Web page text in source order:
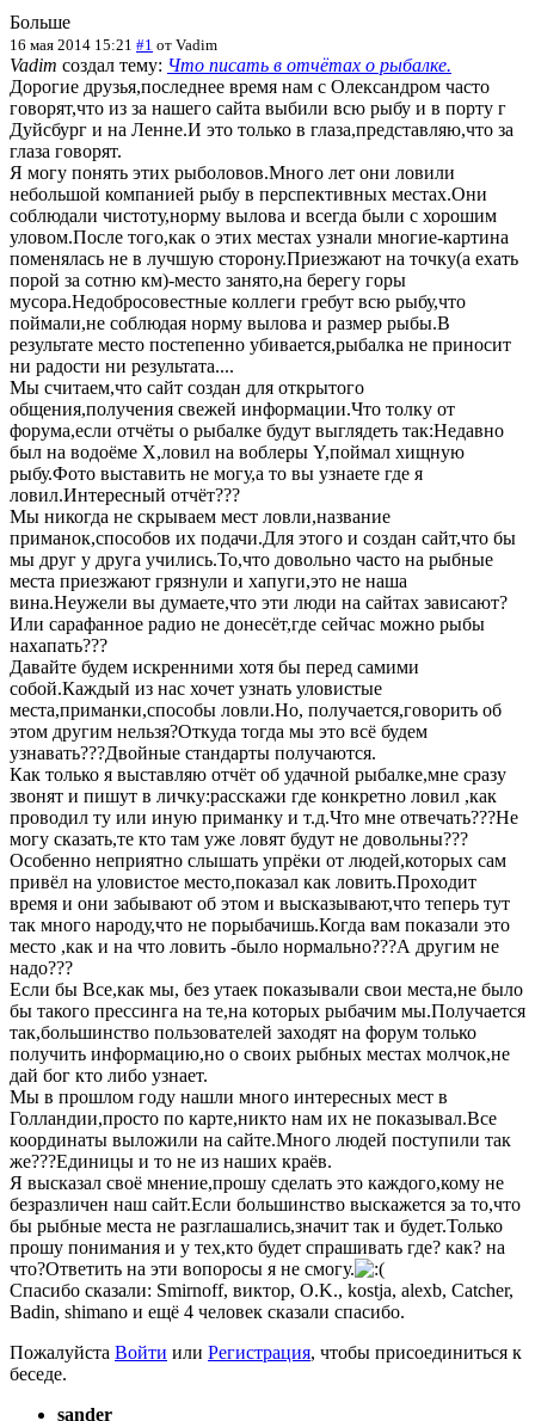
Больше
16 мая 2014 15:21 #1 от Vadim
Vadim создал тему: Что писать в отчётах о рыбалке.
Дорогие друзья,последнее время нам с Олександром часто
говорят,что из за нашего сайта выбили всю рыбу и в порту г
Дуйсбург и на Ленне.И это только в глаза,представляю,что за
глаза говорят.
Я могу понять этих рыболовов.Много лет они ловили
небольшой компанией рыбу в перспективных местах.Они
соблюдали чистоту,норму вылова и всегда были с хорошим
уловом.После того,как о этих местах узнали многие-картина
поменялась не в лучшую сторону.Приезжают на точку(а ехать
порой за сотню км)-место занято,на берегу горы
мусора.Недобросовестные коллеги гребут всю рыбу,что
поймали,не соблюдая норму вылова и размер рыбы.В
результате место постепенно убивается,рыбалка не приносит
ни радости ни результата....
Мы считаем,что сайт создан для открытого
общения,получения свежей информации.Что толку от
форума,если отчёты о рыбалке будут выглядеть так:Недавно
был на водоёме Х,ловил на воблеры Y,поймал хищную
рыбу.Фото выставить не могу,а то вы узнаете где я
ловил.Интересный отчёт???
Мы никогда не скрываем мест ловли,название
приманок,способов их подачи.Для этого и создан сайт,что бы
мы друг у друга учились.То,что довольно часто на рыбные
места приезжают грязнули и хапуги,это не наша
вина.Неужели вы думаете,что эти люди на сайтах зависают?
Или сарафанное радио не донесёт,где сейчас можно рыбы
нахапать???
Давайте будем искренними хотя бы перед самими
собой.Каждый из нас хочет узнать уловистые
места,приманки,способы ловли.Но, получается,говорить об
этом другим нельзя?Откуда тогда мы это всё будем
узнавать???Двойные стандарты получаются.
Как только я выставляю отчёт об удачной рыбалке,мне сразу
звонят и пишут в личку:расскажи где конкретно ловил ,как
проводил ту или иную приманку и т.д.Что мне отвечать???Не
могу сказать,те кто там уже ловят будут не довольны???
Особенно неприятно слышать упрёки от людей,которых сам
привёл на уловистое место,показал как ловить.Проходит
время и они забывают об этом и высказывают,что теперь тут
так много народу,что не порыбачишь.Когда вам показали это
место ,как и на что ловить -было нормально???А другим не
надо???
Если бы Все,как мы, без утаек показывали свои места,не было
бы такого прессинга на те,на которых рыбачим мы.Получается
так,большинство пользователей заходят на форум только
получить информацию,но о своих рыбных местах молчок,не
дай бог кто либо узнает.
Мы в прошлом году нашли много интересных мест в
Голландии,просто по карте,никто нам их не показывал.Все
координаты выложили на сайте.Много людей поступили так
же???Единицы и то не из наших краёв.
Я высказал своё мнение,прошу сделать это каждого,кому не
безразличен наш сайт.Если большинство выскажется за то,что
бы рыбные места не разглашались,значит так и будет.Только
прошу понимания и у тех,кто будет спрашивать где? как? на
что?Ответить на эти вопоросы я не смогу.
Спасибо сказали: Smirnoff, виктор, O.K., kostja, alexb, Catcher,
Badin, shimano и ещё 4 человек сказали спасибо.
Пожалуйста Войти или Регистрация, чтобы присоединиться к
беседе.
sander